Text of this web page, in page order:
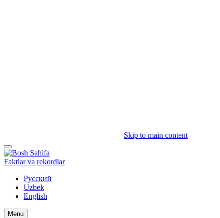
Skip to main content
Faktlar va rekordlar
Русский
Uzbek
English
Menu